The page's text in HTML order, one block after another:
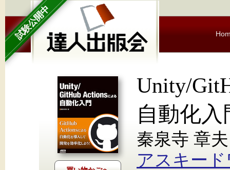
試験公開中
Unity/
自動化入
秦泉寺 章夫
アスキー